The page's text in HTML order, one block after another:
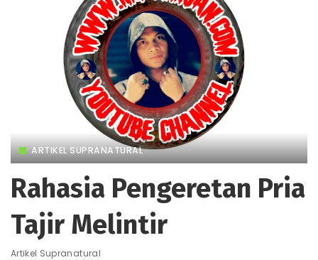
ARTIKEL SUPRANATURAL
Rahasia Pengeretan Pria
Tajir Melintir
Artikel Supranatural